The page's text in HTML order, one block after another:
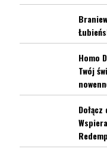
Homo
Twój